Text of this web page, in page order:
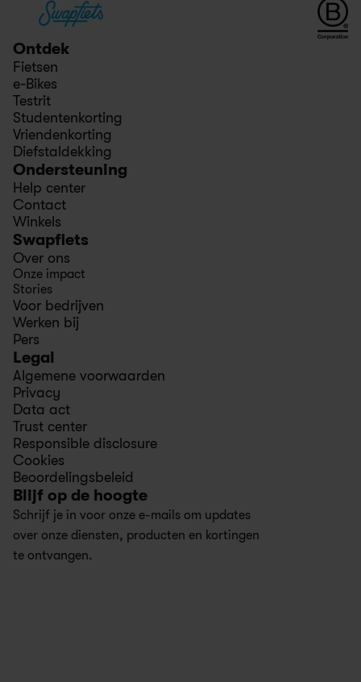
Blijf op de hoogte
Schrijf je in voor onze e-mails om updates
over onze diensten, producten en kortingen
te ontvangen.
Ontdek
Fietsen
e-Bikes
Testrit
Studentenkorting
Vriendenkorting
Diefstaldekking
Ondersteuning
Help center
Contact
Winkels
Swapfiets
Over ons
Onze impact
Stories
Voor bedrijven
Werken bij
Pers
Legal
Algemene voorwaarden
Privacy
Data act
Trust center
Responsible disclosure
Cookies
Beoordelingsbeleid